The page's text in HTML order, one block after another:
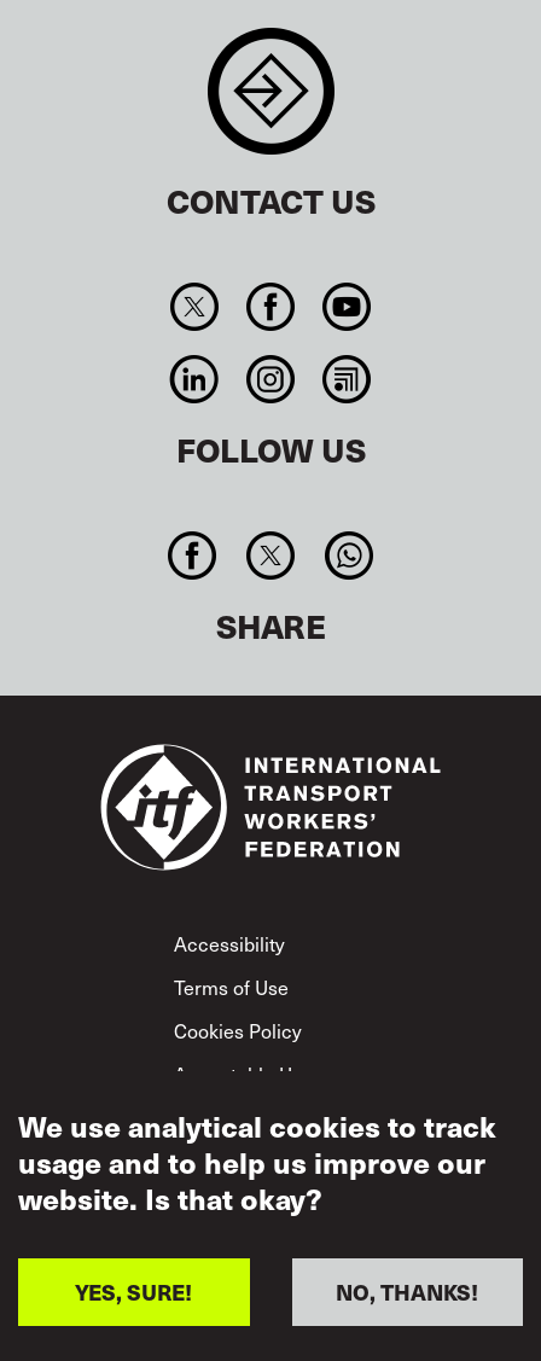
CONTACT US
FOLLOW US
SHARE
Footer
Accessibility
Terms of Use
Cookies Policy
Acceptable Use
Privacy Policy
Mutual Respect
Policy
We use analytical cookies to track
usage and to help us improve our
website. Is that okay?
NO, THANKS!
YES, SURE!